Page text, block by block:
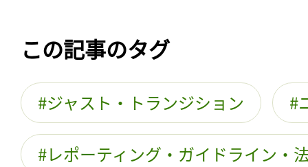
この記事のタグ
ジャスト・トランジション
レポーティング・ガイドライン・